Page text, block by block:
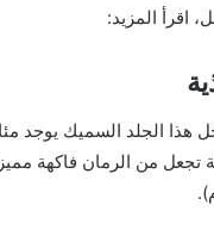
اقرأ المزيد:
الجلد السميك يوجد
تجعل من الرمان فاكهة